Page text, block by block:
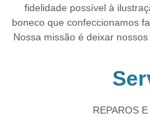
fidelidade possível à
boneco que confeccionamos
Nossa missão é deixar
REPAROS